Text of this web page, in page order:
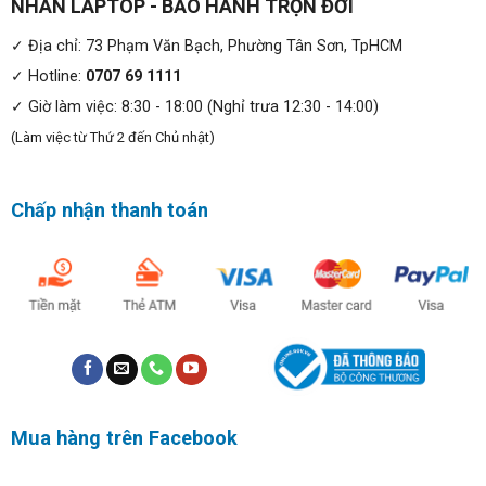
Thiết kế và ngoại hình sang trọng, bền bỉ:
Máy trạm di động HP Zbook Power G7 có thiết kế tinh tế
và sang trọng, với lớp vỏ bằng hợp kim nhôm cao cấp,
mang lại cảm giác chắc chắn và bền bỉ. Máy có màu đen
mặt của máy được phủ lớp chống trầy xước, giúp bảo vệ
máy khỏi những vết xước không mong muốn trong quá
NHÂN LAPTOP - BẢO HÀNH TRỌN ĐỜI
✓ Địa chỉ: 73 Phạm Văn Bạch, Phường Tân Sơn, TpHCM
✓ Hotline: 0707 69 1111
✓ Giờ làm việc: 8:30 - 18:00 (Nghỉ trưa 12:30 - 14:00)
(Làm việc từ Thứ 2 đến Chủ nhật)
Chấp nhận thanh toán
Mua hàng trên Facebook